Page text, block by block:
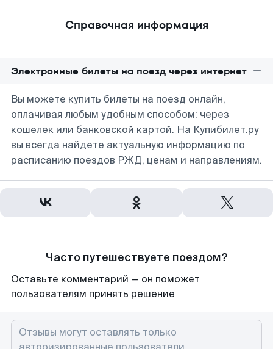
Справочная информация
Электронные билеты на поезд через интернет
Вы можете купить билеты на поезд онлайн,
оплачивая любым удобным способом: через
кошелек или банковской картой. На Купибилет.ру
вы всегда найдете актуальную информацию по
расписанию поездов РЖД, ценам и направлениям.
Часто путешествуете поездом?
Оставьте комментарий — он поможет
пользователям принять решение